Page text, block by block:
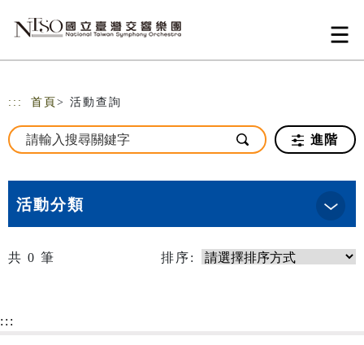
::: 首頁 > 活動查詢
進階
活動分類
共 0 筆 排序:
:::